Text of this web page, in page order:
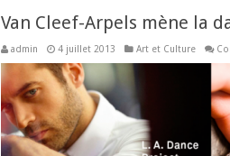
Van Cleef-Arpels mène la
admin 4 juillet 2013 Art et Culture